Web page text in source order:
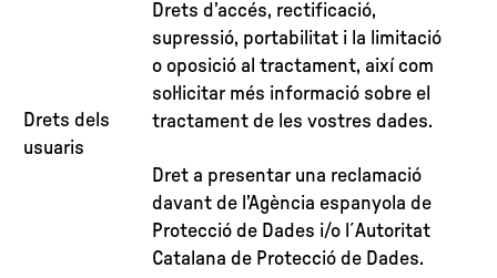
Drets dels
usuaris
Drets d’accés, rectificació,
supressió, portabilitat i la limitació
o oposició al tractament, així com
sol·licitar més informació sobre el
tractament de les vostres dades.
Dret a presentar una reclamació
davant de l’Agència espanyola de
Protecció de Dades i/o l´Autoritat
Catalana de Protecció de Dades.